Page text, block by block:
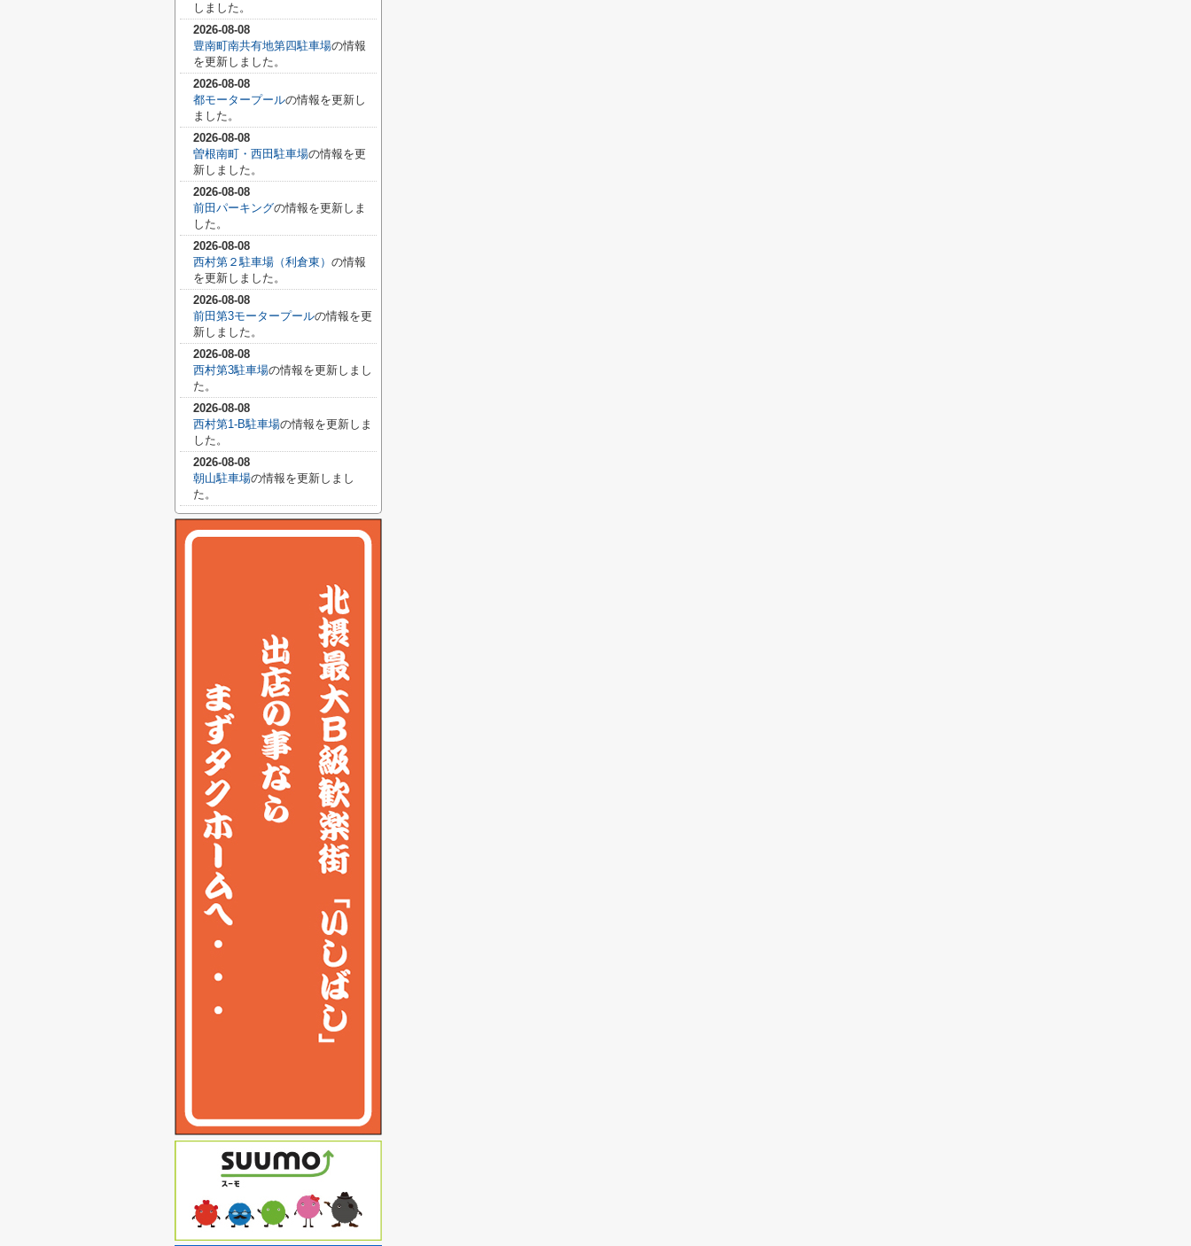
しました。
2026-08-08
豊南町南共有地第四駐車場の情報
を更新しました。
2026-08-08
都モータープールの情報を更新し
ました。
2026-08-08
曽根南町・西田駐車場の情報を更
新しました。
2026-08-08
前田パーキングの情報を更新しま
した。
2026-08-08
西村第２駐車場（利倉東） の情報
を更新しました。
2026-08-08
前田第3モータープールの情報を更
新しました。
2026-08-08
西村第3駐車場の情報を更新しまし
た。
2026-08-08
西村第1-B駐車場の情報を更新しま
した。
2026-08-08
朝山駐車場の情報を更新しまし
た。